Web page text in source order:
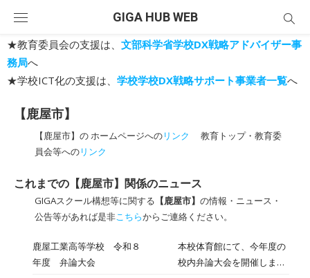
content
GIGA HUB WEB
★教育委員会の支援は、 文部科学省学校DX戦略アドバイザー事
務局へ
★学校ICT化の支援は、 学校学校DX戦略サポート事業者一覧へ
【鹿屋市】
【鹿屋市】の ホームページへのリンク
教育トップ・教育委
員会等へのリンク
これまでの【鹿屋市】関係のニュース
GIGAスクール構想等に関する 【鹿屋市】 の情報・ニュース・
公告等があれば是非こちらからご連絡ください。
鹿屋工業高等学校 令和８
年度 弁論大会
本校体育館にて、今年度の
校内弁論大会を開催しまし